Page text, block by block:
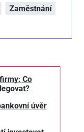
Zaměstnání
Co
úvěr